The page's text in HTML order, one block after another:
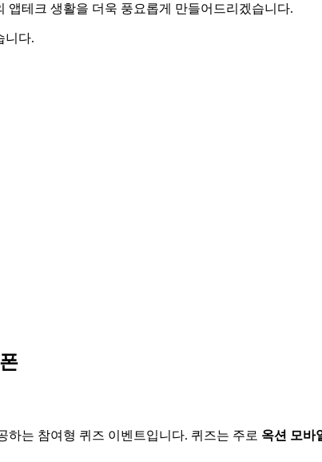
앱테크 생활을 더욱 풍요롭게 만들어드리겠습니다.
니다.
하는 참여형 퀴즈 이벤트입니다. 퀴즈는 주로 옥션 모바